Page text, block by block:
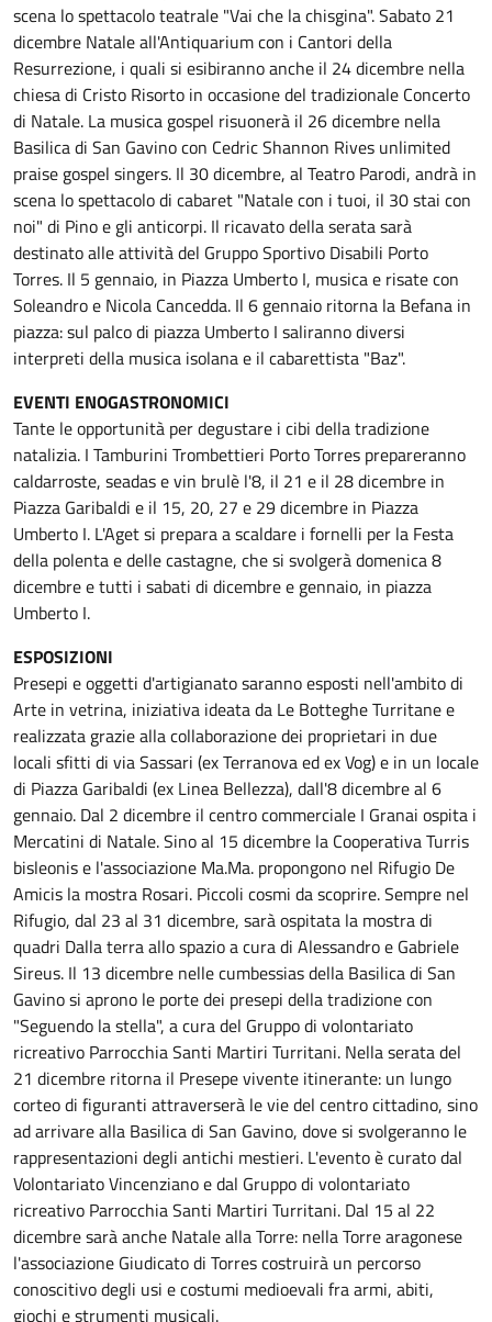
scena lo spettacolo teatrale "Vai che la chisgina". Sabato 21
dicembre Natale all'Antiquarium con i Cantori della
Resurrezione, i quali si esibiranno anche il 24 dicembre nella
chiesa di Cristo Risorto in occasione del tradizionale Concerto
di Natale. La musica gospel risuonerà il 26 dicembre nella
Basilica di San Gavino con Cedric Shannon Rives unlimited
praise gospel singers. Il 30 dicembre, al Teatro Parodi, andrà in
scena lo spettacolo di cabaret "Natale con i tuoi, il 30 stai con
noi" di Pino e gli anticorpi. Il ricavato della serata sarà
destinato alle attività del Gruppo Sportivo Disabili Porto
Torres. Il 5 gennaio, in Piazza Umberto I, musica e risate con
Soleandro e Nicola Cancedda. Il 6 gennaio ritorna la Befana in
piazza: sul palco di piazza Umberto I saliranno diversi
interpreti della musica isolana e il cabarettista "Baz".
EVENTI ENOGASTRONOMICI
Tante le opportunità per degustare i cibi della tradizione
natalizia. I Tamburini Trombettieri Porto Torres prepareranno
caldarroste, seadas e vin brulè l'8, il 21 e il 28 dicembre in
Piazza Garibaldi e il 15, 20, 27 e 29 dicembre in Piazza
Umberto I. L'Aget si prepara a scaldare i fornelli per la Festa
della polenta e delle castagne, che si svolgerà domenica 8
dicembre e tutti i sabati di dicembre e gennaio, in piazza
Umberto I.
ESPOSIZIONI
Presepi e oggetti d'artigianato saranno esposti nell'ambito di
Arte in vetrina, iniziativa ideata da Le Botteghe Turritane e
realizzata grazie alla collaborazione dei proprietari in due
locali sfitti di via Sassari (ex Terranova ed ex Vog) e in un locale
di Piazza Garibaldi (ex Linea Bellezza), dall'8 dicembre al 6
gennaio. Dal 2 dicembre il centro commerciale I Granai ospita i
Mercatini di Natale. Sino al 15 dicembre la Cooperativa Turris
bisleonis e l'associazione Ma.Ma. propongono nel Rifugio De
Amicis la mostra Rosari. Piccoli cosmi da scoprire. Sempre nel
Rifugio, dal 23 al 31 dicembre, sarà ospitata la mostra di
quadri Dalla terra allo spazio a cura di Alessandro e Gabriele
Sireus. Il 13 dicembre nelle cumbessias della Basilica di San
Gavino si aprono le porte dei presepi della tradizione con
"Seguendo la stella", a cura del Gruppo di volontariato
ricreativo Parrocchia Santi Martiri Turritani. Nella serata del
21 dicembre ritorna il Presepe vivente itinerante: un lungo
corteo di figuranti attraverserà le vie del centro cittadino, sino
ad arrivare alla Basilica di San Gavino, dove si svolgeranno le
rappresentazioni degli antichi mestieri. L'evento è curato dal
Volontariato Vincenziano e dal Gruppo di volontariato
ricreativo Parrocchia Santi Martiri Turritani. Dal 15 al 22
dicembre sarà anche Natale alla Torre: nella Torre aragonese
l'associazione Giudicato di Torres costruirà un percorso
conoscitivo degli usi e costumi medioevali fra armi, abiti,
giochi e strumenti musicali.